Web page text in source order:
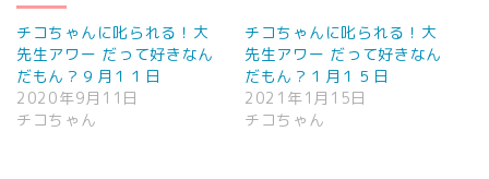
チコちゃんに叱られる！大
先生アワー だって好きなん
だもん？９月１１日
2020年9月11日
チコちゃん
チコちゃんに叱られる！大
先生アワー だって好きなん
だもん？１月１５日
2021年1月15日
チコちゃん